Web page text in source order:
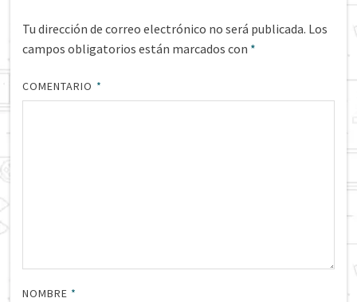
Tu dirección de correo electrónico no será publicada. Los
campos obligatorios están marcados con *
COMENTARIO *
NOMBRE *